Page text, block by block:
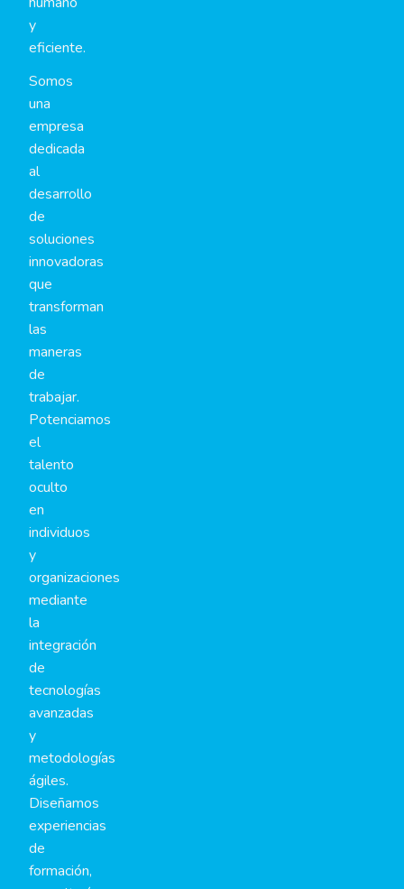
y
eficiente.
Somos
una
empresa
dedicada
al
desarrollo
de
soluciones
innovadoras
que
transforman
las
maneras
de
trabajar.
Potenciamos
el
talento
oculto
en
individuos
y
organizaciones
mediante
la
integración
de
tecnologías
avanzadas
y
metodologías
ágiles.
Diseñamos
experiencias
de
formación,